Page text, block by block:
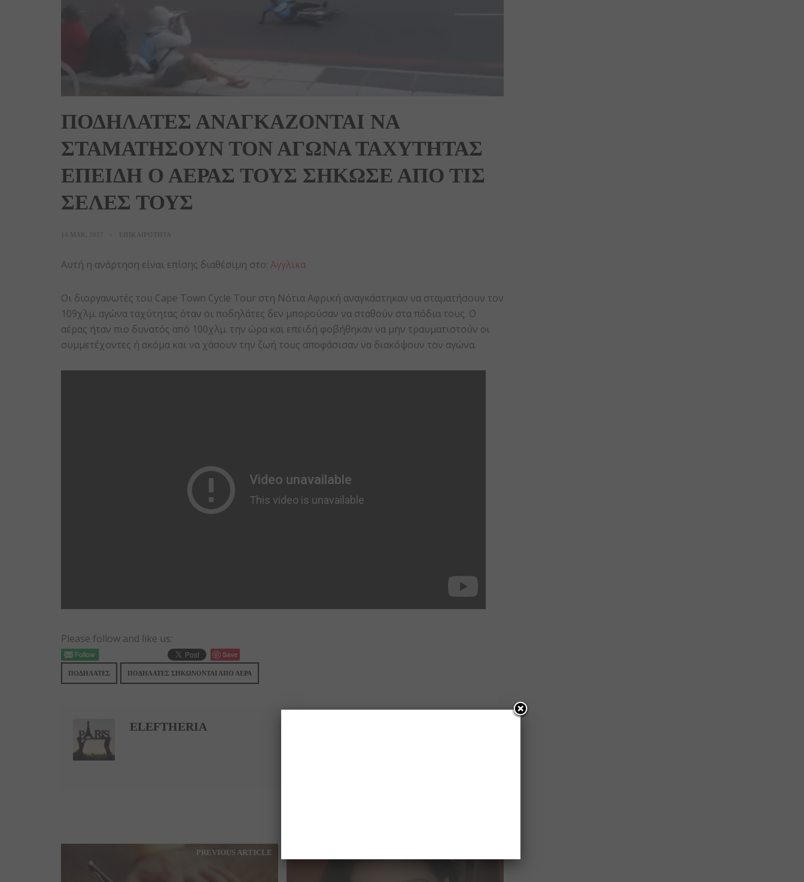
ΠΟΔΗΛΑΤΕΣ ΑΝΑΓΚΑΖΟΝΤΑΙ ΝΑ
ΣΤΑΜΑΤΗΣΟΥΝ ΤΟΝ ΑΓΩΝΑ ΤΑΧΥΤΗΤΑΣ
ΕΠΕΙΔΗ Ο ΑΕΡΑΣ ΤΟΥΣ ΣΗΚΩΣΕ ΑΠΟ ΤΙΣ
ΣΕΛΕΣ ΤΟΥΣ
Αυτή η ανάρτηση είναι επίσης διαθέσιμη στο: Αγγλικα
Οι διοργανωτές του Cape Town Cycle Tour στη Νότια Αφρική αναγκάστηκαν να σταματήσουν τον
109χλμ. αγώνα ταχύτητας όταν οι ποδηλάτες δεν μπορούσαν να σταθούν στα πόδια τους. Ο
αέρας ήταν πιο δυνατός από 100χλμ. την ώρα και επειδή φοβήθηκαν να μην τραυματιστούν οι
συμμετέχοντες ή ακόμα και να χάσουν την ζωή τους αποφάσισαν να διακόψουν τον αγώνα.
Please follow and like us:
Save
ΠΟΔΗΛΆΤΕΣ ΠΟΔΗΛΆΤΕΣ ΣΗΚΏΝΟΝΤΑΙ ΑΠΌ ΑΈΡΑ
ELEFTHERIA
PREVIOUS ARTICLE